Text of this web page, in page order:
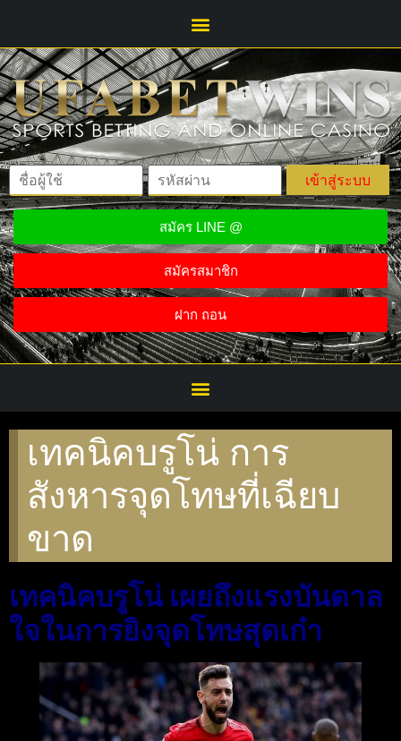
เข้าสู่ระบบ
สมัคร LINE @
สมัครสมาชิก
ฝาก ถอน
เทคนิคบรูโน่ การ
สังหารจุดโทษที่เฉียบ
ขาด
เทคนิคบรูโน่ เผยถึงแรงบันดาล
ใจในการยิงจุดโทษสุดเก๋า